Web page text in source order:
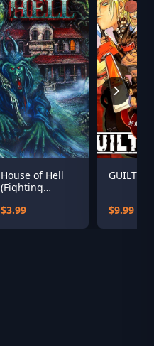
House of Hell
(Fighting
Classics)
$3.99
GUILTY
$9.99